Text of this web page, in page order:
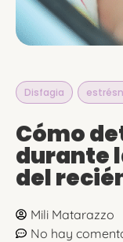
Disfagia
Cómo
durante
del
Mili Matarazzo
No hay